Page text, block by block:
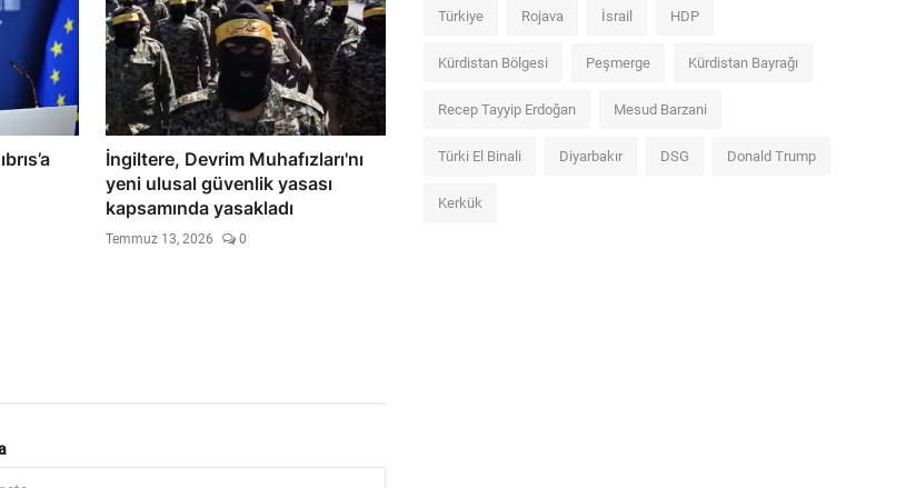
İngiltere, Devrim Muhafızları'nı
yeni ulusal güvenlik yasası
kapsamında yasakladı
Temmuz 13, 2026 0
Türkiye Rojava İsrail HDP
Kürdistan Bölgesi Peşmerge Kürdistan Bayrağı
Recep Tayyip Erdoğan Mesud Barzani
Türki El Binali Diyarbakır DSG Donald Trump
Kerkük